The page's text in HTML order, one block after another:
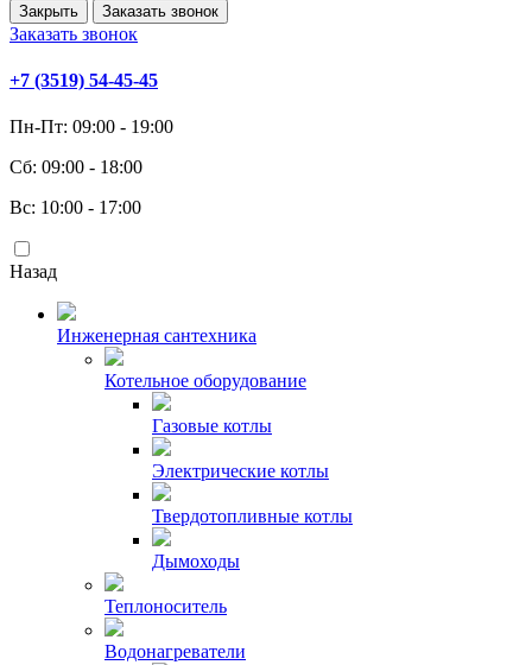
Закрыть Заказать звонок
Заказать звонок
+7 (3519) 54-45-45
Пн-Пт: 09:00 - 19:00
Сб: 09:00 - 18:00
Вс: 10:00 - 17:00
Назад
Инженерная сантехника
Котельное оборудование
Газовые котлы
Электрические котлы
Твердотопливные котлы
Дымоходы
Теплоноситель
Водонагреватели